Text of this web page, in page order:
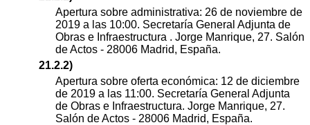
Apertura sobre administrativa: 26 de noviembre de
2019 a las 10:00. Secretaría General Adjunta de
Obras e Infraestructura . Jorge Manrique, 27. Salón
de Actos - 28006 Madrid, España.
21.2.2)
Apertura sobre oferta económica: 12 de diciembre
de 2019 a las 11:00. Secretaría General Adjunta
de Obras e Infraestructura. Jorge Manrique, 27.
Salón de Actos - 28006 Madrid, España.